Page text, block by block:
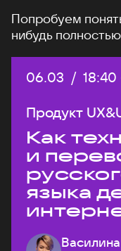
Попробуем
нибудь
Дата:
06.03 / 18:40
Продукт
Как
и
языка